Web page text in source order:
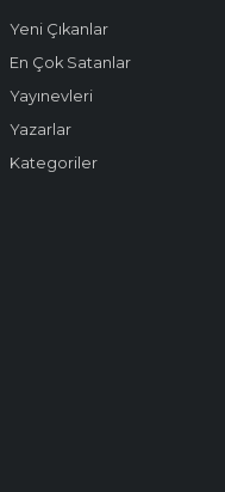
Yeni Çıkanlar
En Çok Satanlar
Yayınevleri
Yazarlar
Kategoriler